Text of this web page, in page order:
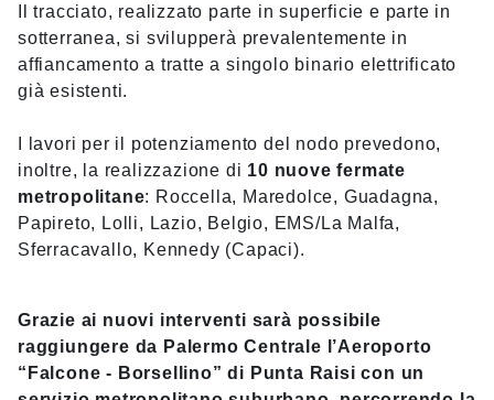
Il tracciato, realizzato parte in superficie e parte in
sotterranea, si svilupperà prevalentemente in
affiancamento a tratte a singolo binario elettrificato
già esistenti.
I lavori per il potenziamento del nodo prevedono,
inoltre, la realizzazione di 10 nuove fermate
metropolitane: Roccella, Maredolce, Guadagna,
Papireto, Lolli, Lazio, Belgio, EMS/La Malfa,
Sferracavallo, Kennedy (Capaci).
Grazie ai nuovi interventi sarà possibile
raggiungere da Palermo Centrale l’Aeroporto
“Falcone - Borsellino” di Punta Raisi con un